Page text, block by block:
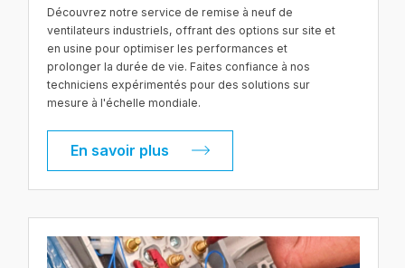
Découvrez notre service de remise à neuf de
ventilateurs industriels, offrant des options sur site et
en usine pour optimiser les performances et
prolonger la durée de vie. Faites confiance à nos
techniciens expérimentés pour des solutions sur
mesure à l'échelle mondiale.
En savoir plus